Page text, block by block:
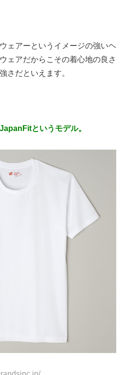
ェアーというイメージの強いヘ
ェアだからこその着心地の良さ
さだといえます。
JapanFitというモデル。